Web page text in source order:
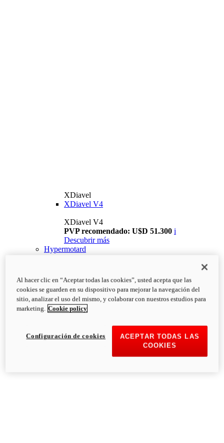
XDiavel
XDiavel V4
XDiavel V4
PVP recomendado: U$D 51.300 i
Descubrir más
Hypermotard
Al hacer clic en “Aceptar todas las cookies”, usted acepta que las
cookies se guarden en su dispositivo para mejorar la navegación del
sitio, analizar el uso del mismo, y colaborar con nuestros estudios para
marketing. Cookie policy
ACEPTAR TODAS LAS
COOKIES
Configuración de cookies